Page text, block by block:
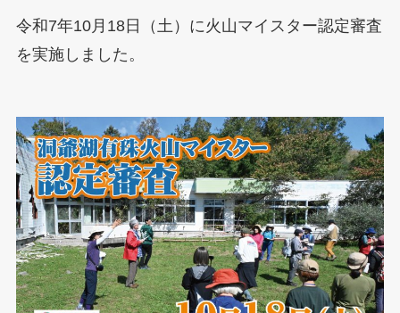
令和7年10月18日（土）に火山マイスター認定審査
を実施しました。